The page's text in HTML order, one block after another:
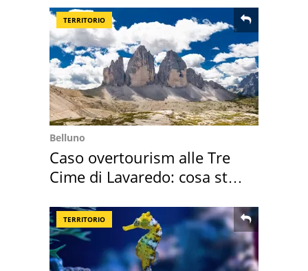
TERRITORIO
Belluno
Caso overtourism alle Tre
Cime di Lavaredo: cosa sta
TERRITORIO